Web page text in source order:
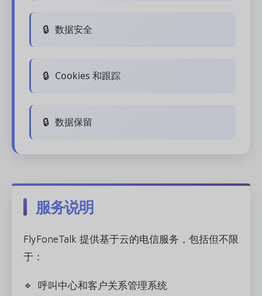
数据安全
Cookies 和跟踪
数据保留
服务说明
FlyFoneTalk 提供基于云的电信服务，包括但不限
于：
呼叫中心和客户关系管理系统